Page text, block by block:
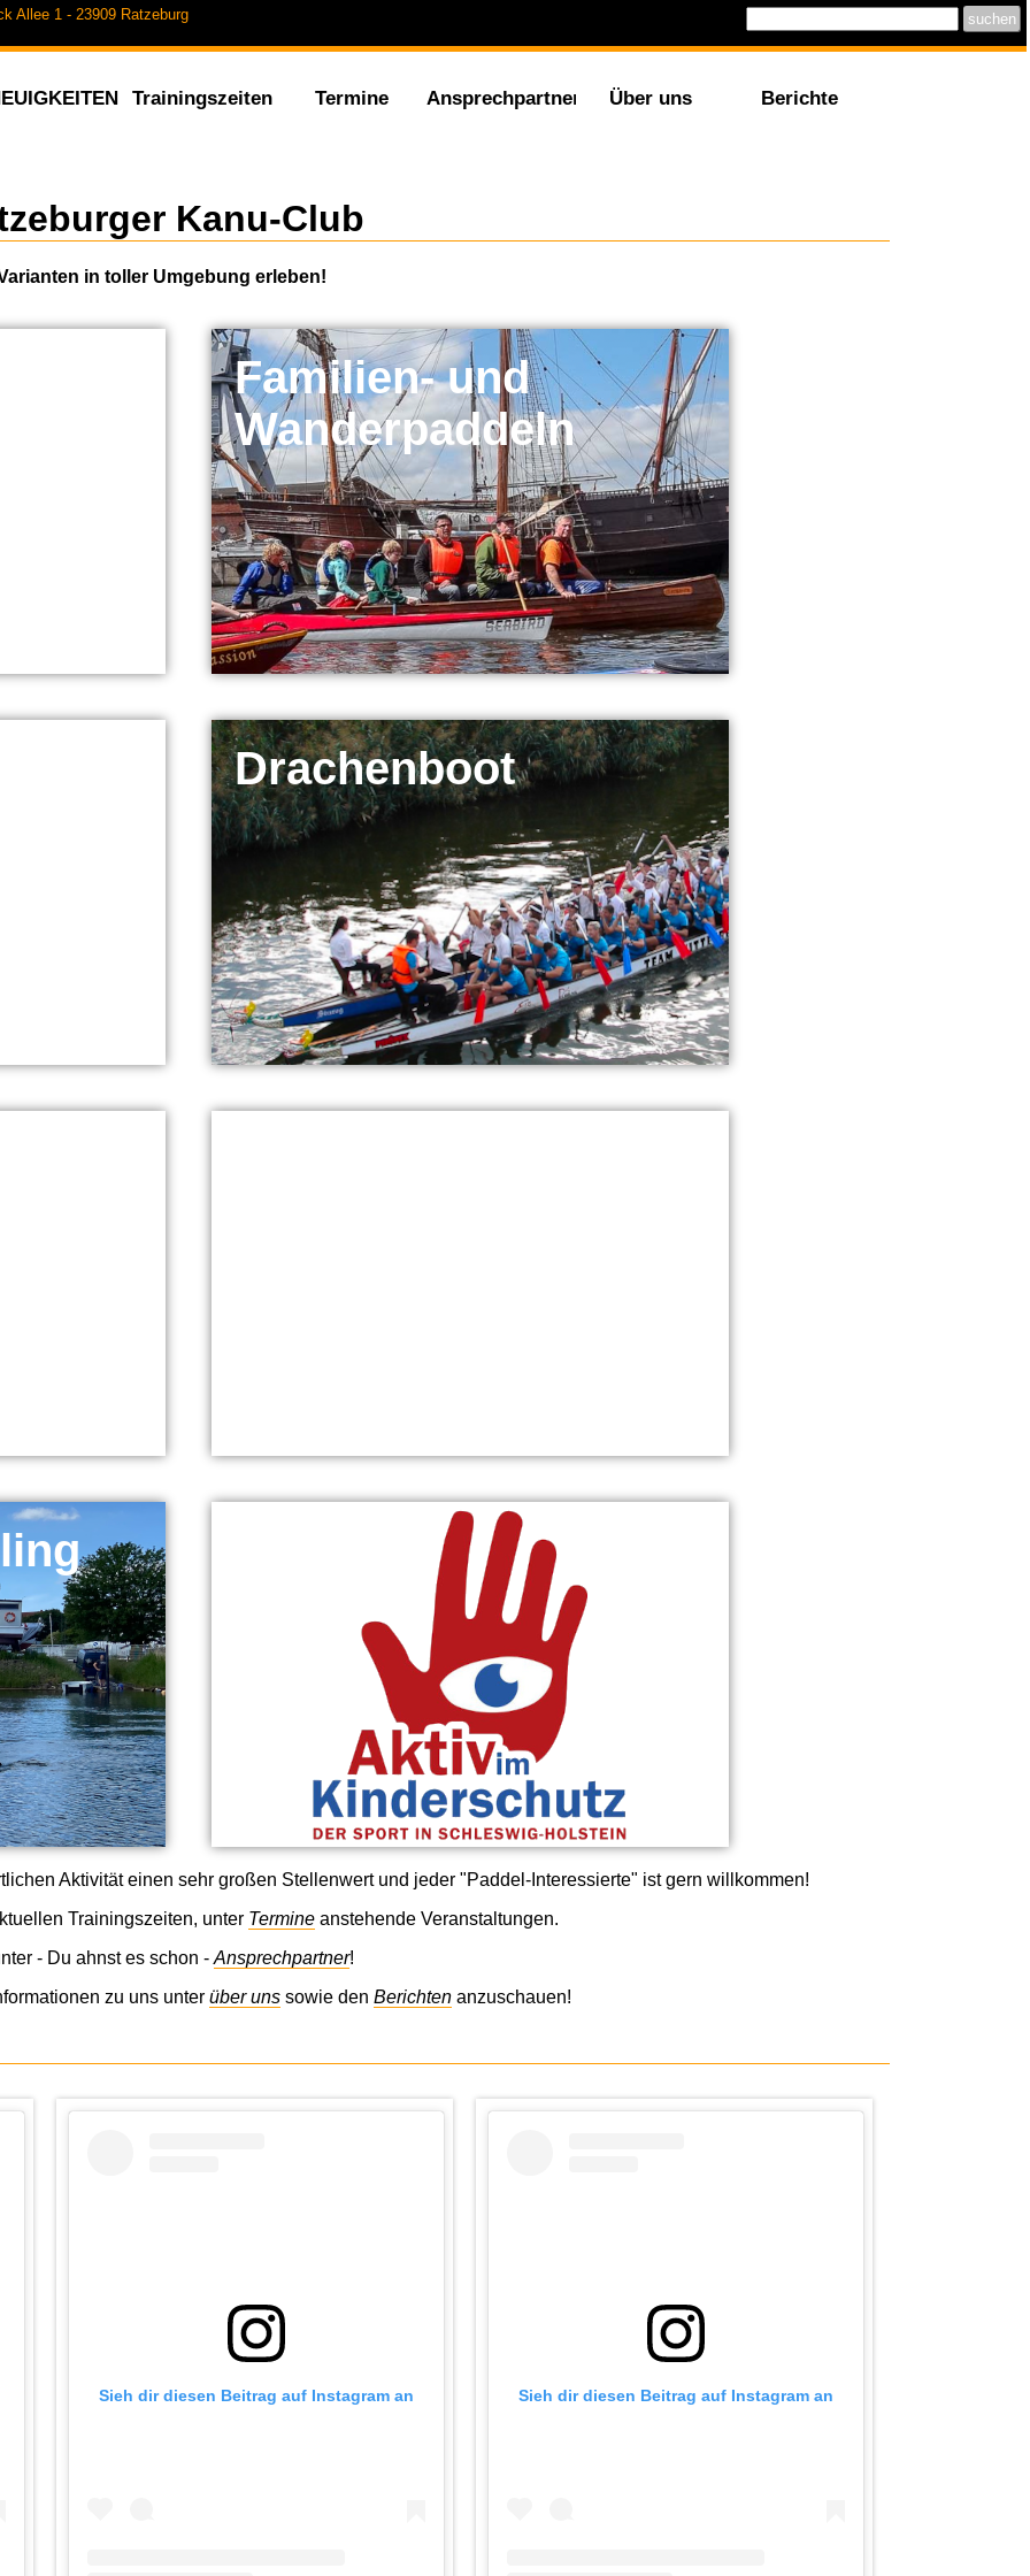
Allee 1 - 23909 Ratzeburg
Trainingszeiten Termine Ansprechpartner Über uns Berichte
Kanu-Club
in toller Umgebung erleben!
Familien- und
Wanderpaddeln
Drachenboot
Aktivität einen sehr großen Stellenwert und jeder "Paddel-Interessierte" ist gern willkommen!
Trainingszeiten, unter Termine anstehende Veranstaltungen.
- Du ahnst es schon - Ansprechpartner!
zu uns unter über uns sowie den Berichten anzuschauen!
Sieh dir diesen Beitrag auf Instagram an Sieh dir diesen Beitrag auf Instagram an